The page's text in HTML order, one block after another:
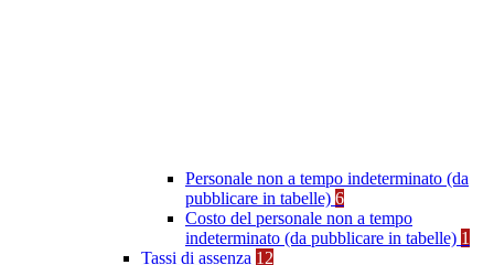
Personale non a tempo indeterminato (da
pubblicare in tabelle) 6
Costo del personale non a tempo
indeterminato (da pubblicare in tabelle) 1
Tassi di assenza 12